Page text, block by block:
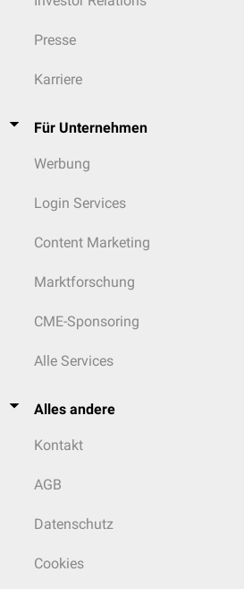
Presse
Karriere
Für Unternehmen
Werbung
Login Services
Content Marketing
Marktforschung
CME-Sponsoring
Alle Services
Alles andere
Kontakt
AGB
Datenschutz
Cookies